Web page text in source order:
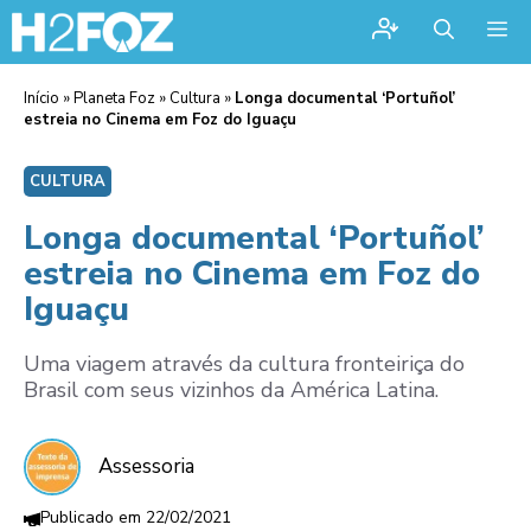
Início »Planeta Foz » Cultura » Longa documental ‘Portuñol’
estreia no Cinema em Foz do Iguaçu
CULTURA
Longa documental ‘Portuñol’
estreia no Cinema em Foz do
Iguaçu
Uma viagem através da cultura fronteiriça do
Brasil com seus vizinhos da América Latina.
Assessoria
22/02/2021